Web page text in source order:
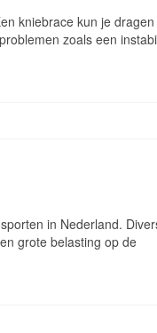
kniebrace kun je dragen
zoals een
in Nederland.
grote belasting op de